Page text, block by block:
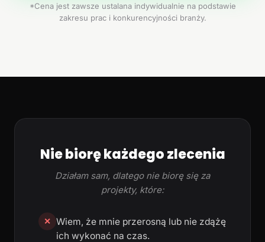
*Cena jest zawsze ustalana indywidualnie na podstawie
zakresu prac i konkurencyjności branży.
Nie biorę każdego zlecenia
Działam sam, dlatego nie biorę się za
projekty, które:
✕ Wiem, że mnie przerosną lub nie zdążę
ich wykonać na czas.